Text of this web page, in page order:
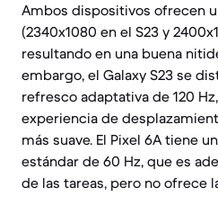
Ambos dispositivos ofrecen
(2340x1080 en el S23 y
resultando en una buena
embargo, el Galaxy S23 se
refresco adaptativa de 120
experiencia de
más suave. El Pixel 6A tiene
estándar de 60 Hz, que es
de las tareas, pero no ofrece